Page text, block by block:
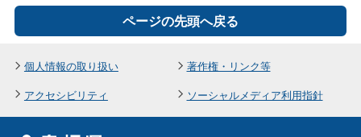
ページの先頭へ戻る
個人情報の取り扱い
著作権・リンク等
アクセシビリティ
ソーシャルメディア利用指針